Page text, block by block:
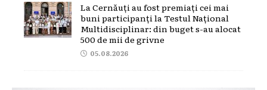
La Cernăuți au fost premiați cei mai
buni participanți la Testul Național
Multidisciplinar: din buget s-au alocat
500 de mii de grivne
05.08.2026